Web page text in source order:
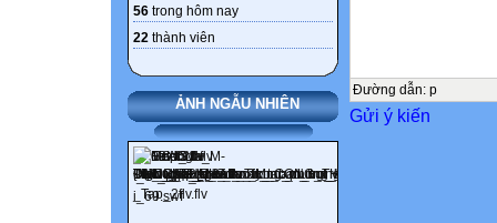
56 trong hôm nay
22 thành viên
ẢNH NGẪU NHIÊN
Câu 2: Chất
hóa?
Đường dẫn: p
Gửi ý kiến